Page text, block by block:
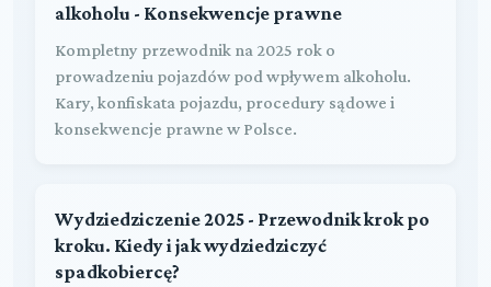
alkoholu - Konsekwencje prawne
Kompletny przewodnik na 2025 rok o
prowadzeniu pojazdów pod wpływem alkoholu.
Kary, konfiskata pojazdu, procedury sądowe i
konsekwencje prawne w Polsce.
Wydziedziczenie 2025 - Przewodnik krok po
kroku. Kiedy i jak wydziedziczyć
spadkobiercę?